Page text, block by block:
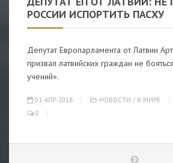
РОССИИ ИСПОРТИТЬ ПАСХУ
Депутат Европарламента от Латвии
призвал латвийских граждан не
учений».
01-АПР-2018 НОВОСТИ / В МИРЕ
0